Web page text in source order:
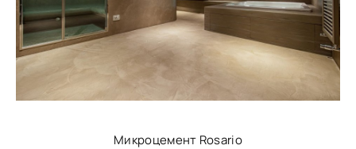
Микроцемент Rosario